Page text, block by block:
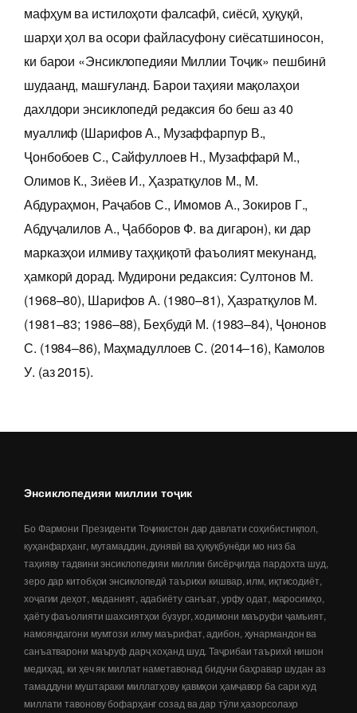
мафҳум ва истилоҳоти фалсафӣ, сиёсӣ, ҳуқуқӣ,
шарҳи ҳол ва осори файласуфону сиёсатшиносон,
ки барои «Энсиклопедияи Миллии Тоҷик» пешбинӣ
шудаанд, машғуланд. Барои таҳияи мақолаҳои
дахлдори энсиклопедӣ редаксия бо беш аз 40
муаллиф (Шарифов А., Музаффарпур В.,
Ҷонбобоев С., Сайфуллоев Н., Музаффарӣ М.,
Олимов К., Зиёев И., Ҳазратқулов М., М.
Абдураҳмон, Раҷабов С., Имомов А., Зокиров Г.,
Абдуҷалилов А., Ҷабборов Ф. ва дигарон), ки дар
марказҳои илмиву таҳқиқотӣ фаъолият мекунанд,
ҳамкорӣ дорад. Мудирони редаксия: Султонов М.
(1968–80), Шарифов А. (1980–81), Ҳазратқулов М.
(1981–83; 1986–88), Беҳбудӣ М. (1983–84), Ҷононов
С. (1984–86), Маҳмадуллоев С. (2014‒16), Камолов
У. (аз 2015).
Энсиклопедияи миллии тоҷик
Бо Фармони Президенти Тоҷикистон дар давлати соҳибистиқлол,
куҳанфарҳанг, мутамаддин, дунявӣ ва ҳуқуқбунёди мо низ ба
таҳияву тадвини энсиклопедияи миллии бисёрҷилда пардохта шуд,
зеро дар китобҳои энсиклопедӣ таърихи кишвар, илм, иқтисодиёт,
хоҷагии деҳот, маданият, адабиёту санъат, урфу одат, маросимҳо,
ҳаёту фаъолияти шахсиятҳои бузург, ходимони маъруфи ҷамъият,
намояндагони мумтози илму маърифат, адибон, ҳунармандон ва
санъатварони маъруф дарҷ хоҳанд шуд. Таҷрибаи таърихӣ нишон
медиҳад, ки ҳеч як миллат наметавонад бидуни баҳравар шудан аз
тамаддуни муштараки миллатҳову қавмҳои ҳамҷавор ба сари худ
миллати тавонову бофарҳанг созад ва дар тӯли ҳазорсолаҳо